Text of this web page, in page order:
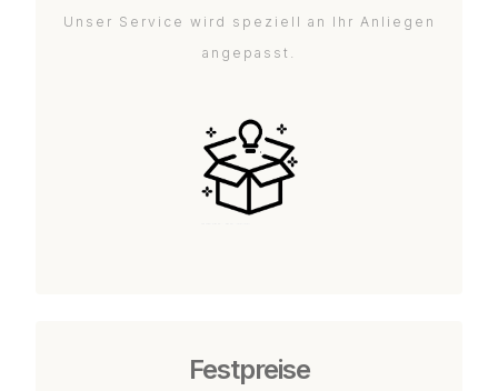
Unser Service wird speziell an Ihr Anliegen
angepasst.
Festpreise